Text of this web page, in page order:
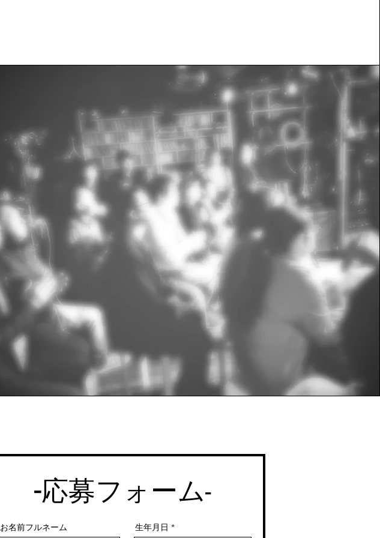
-応募フォーム-
お名前フルネーム 生年月日 *r
e